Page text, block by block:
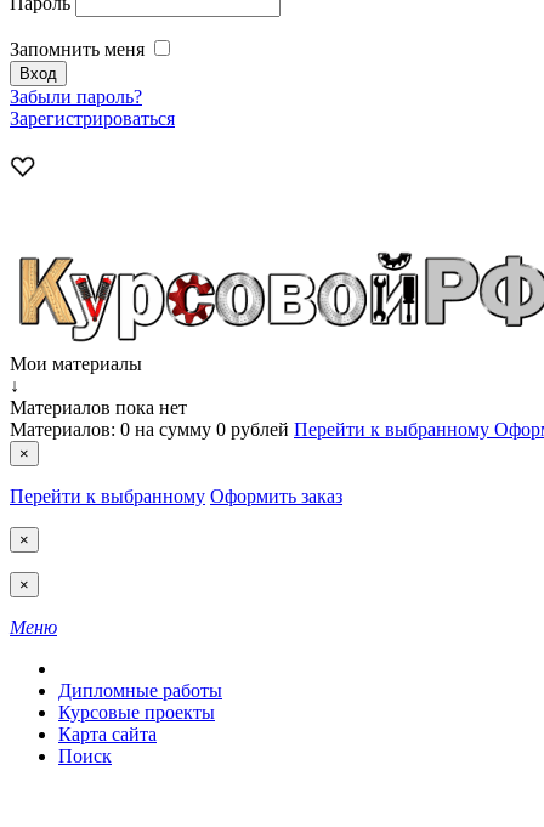
Запомнить меня
Забыли пароль?
Зарегистрироваться
Мои материалы
↓
Материалов пока нет
Материалов: 0 на сумму 0 рублей Перейти к выбранному
×
Перейти к выбранному Оформить заказ
×
×
Меню
Дипломные работы
Курсовые проекты
Карта сайта
Поиск